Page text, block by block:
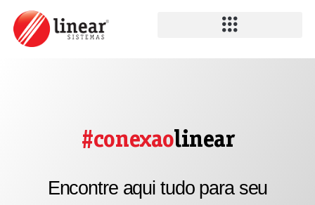
#conexaolinear
Encontre aqui tudo para seu